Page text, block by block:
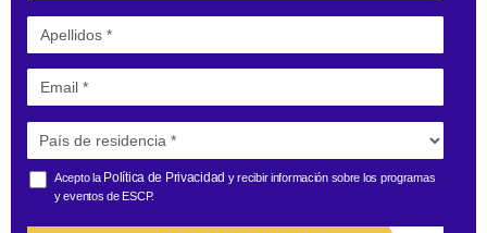
Acepto la Política de Privacidad y recibir información sobre los programas
y eventos de ESCP.